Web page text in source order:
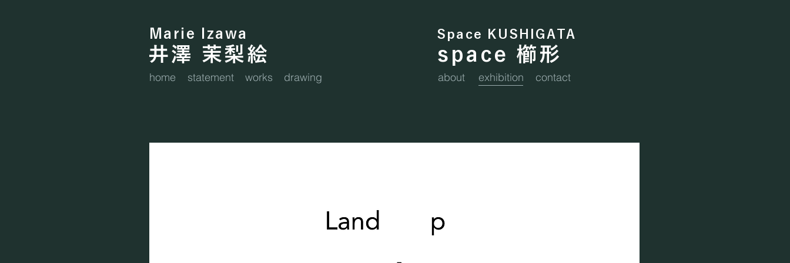
Marie Izawa
​井澤 茉梨絵
home statement works drawing
Space KUSHIGATA
space 櫛形
about exhibition contact